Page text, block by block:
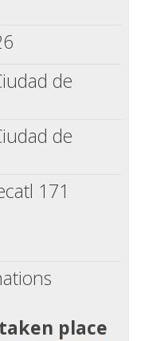
de
de
171
place